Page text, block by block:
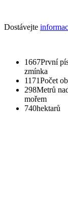
Dostávejte
1667První
zmínka
1171Počet
298Metrů
mořem
740hektarů